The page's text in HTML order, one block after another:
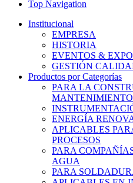
Top Navigation
Institucional
EMPRESA
HISTORIA
EVENTOS & EXPO
GESTIÓN
Productos por Categorías
PARA LA
ENERGÍA
APLICABLES
PROCESOS
PARA
AGUA
PARA